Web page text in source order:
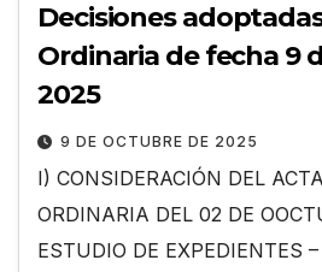
Decisiones
Ordinaria de fecha 9
2025
9 DE OCTUBRE DE 2025
I) CONSIDERACIÓN DEL
ORDINARIA DEL 02 DE
ESTUDIO DE EXPEDIENTES